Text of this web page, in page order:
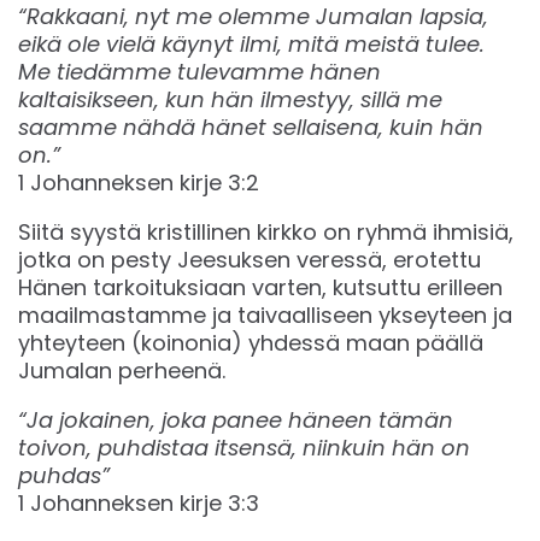
“Rakkaani, nyt me olemme Jumalan lapsia,
eikä ole vielä käynyt ilmi, mitä meistä tulee.
Me tiedämme tulevamme hänen
kaltaisikseen, kun hän ilmestyy, sillä me
saamme nähdä hänet sellaisena, kuin hän
on.”
1 Johanneksen kirje 3:2
Siitä syystä kristillinen kirkko on ryhmä ihmisiä,
jotka on pesty Jeesuksen veressä, erotettu
Hänen tarkoituksiaan ​​varten, kutsuttu erilleen
maailmastamme ja taivaalliseen ykseyteen ja
yhteyteen (koinonia) yhdessä maan päällä
Jumalan perheenä.
“Ja jokainen, joka panee häneen tämän
toivon, puhdistaa itsensä, niinkuin hän on
puhdas”
1 Johanneksen kirje 3:3